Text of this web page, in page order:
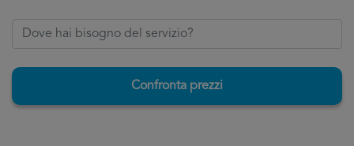
Confronta prezzi